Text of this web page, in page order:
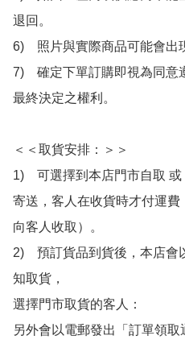
退回。
6)　照片與實際商品可能會出
7)　確定下單訂購即視為同意
最終決定之權利。
＜＜取貨安排：＞＞
1)　可選擇到本店門市自取
寄送，客人在收貨時才付運
向客人收取）。
2)　預訂貨品到貨後，本店會
知取貨，
選擇門市取貨的客人：
另外會以電郵發出「訂單領